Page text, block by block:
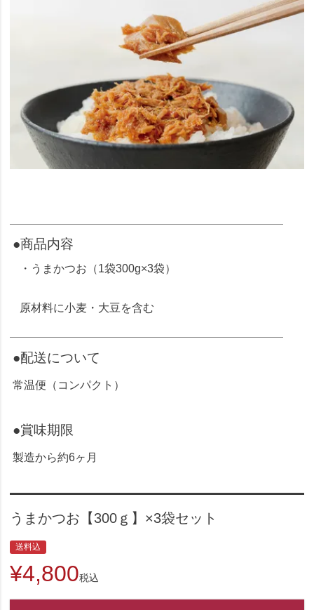
●商品内容
・うまかつお（1袋300g×3袋）
原材料に小麦・大豆を含む
●配送について
常温便（コンパクト）
●賞味期限
製造から約6ヶ月
うまかつお【300ｇ】×3袋セット
送料込
¥4,800税込